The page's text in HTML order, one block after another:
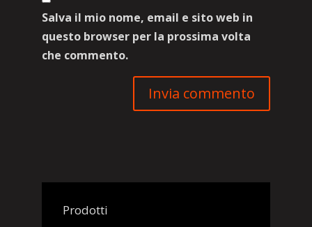
Salva il mio nome, email e sito web in
questo browser per la prossima volta
che commento.
Prodotti